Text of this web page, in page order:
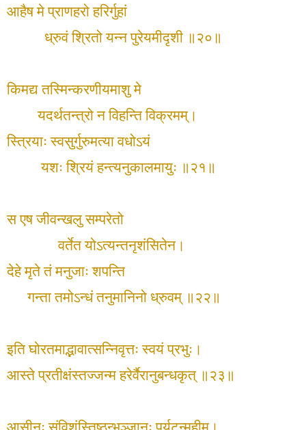
आहैष मे प्राणहरो हरिर्गुहां
ध्रुवं श्रितो यन्न पुरेयमीदृशी ॥२०॥
किमद्य तस्मिन्करणीयमाशु मे
यदर्थतन्त्रो न विहन्ति विक्रमम्।
स्त्रियाः स्वसुर्गुरुमत्या वधोऽयं
यशः श्रियं हन्त्यनुकालमायुः ॥२१॥
स एष जीवन्खलु सम्परेतो
वर्तेत योऽत्यन्तनृशंसितेन।
देहे मृते तं मनुजाः शपन्ति
गन्ता तमोऽन्धं तनुमानिनो ध्रुवम् ॥२२॥
इति घोरतमाद्भावात्सन्निवृत्तः स्वयं प्रभुः।
आस्ते प्रतीक्षंस्तज्जन्म हरेर्वैरानुबन्धकृत् ॥२३॥